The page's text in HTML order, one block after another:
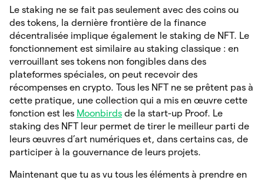
Le staking ne se fait pas seulement avec des coins ou
des tokens, la dernière frontière de la finance
décentralisée implique également le staking de NFT. Le
fonctionnement est similaire au staking classique : en
verrouillant ses tokens non fongibles dans des
plateformes spéciales, on peut recevoir des
récompenses en crypto. Tous les NFT ne se prêtent pas à
cette pratique, une collection qui a mis en œuvre cette
fonction est les Moonbirds de la start-up Proof. Le
staking des NFT leur permet de tirer le meilleur parti de
leurs œuvres d’art numériques et, dans certains cas, de
participer à la gouvernance de leurs projets.
Maintenant que tu as vu tous les éléments à prendre en